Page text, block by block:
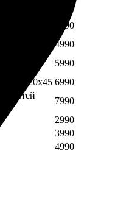
2990
3990
20х45
4990
5990
20х45 6990
частей
7990
2990
3990
4990